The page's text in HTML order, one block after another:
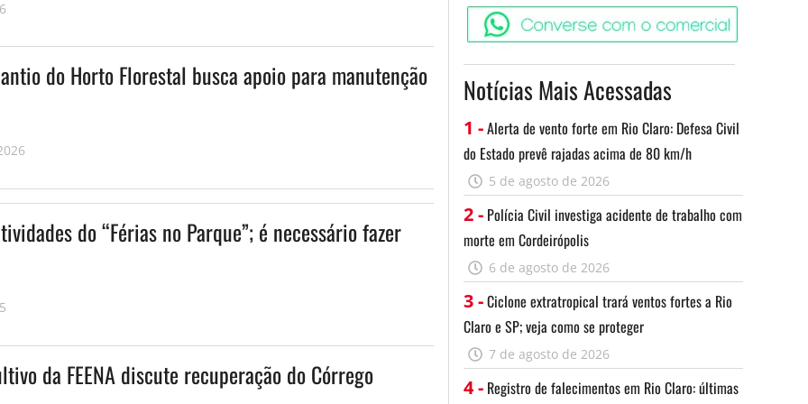
do Horto Florestal busca apoio para manutenção
do “Férias no Parque”; é necessário fazer
da FEENA discute recuperação do Córrego
Notícias Mais Acessadas
1 -Alerta de vento forte em Rio Claro: Defesa Civil
do Estado prevê rajadas acima de 80 km/h
5 de agosto de 2026
2 - Polícia Civil investiga acidente de trabalho com
morte em Cordeirópolis
6 de agosto de 2026
3 -Ciclone extratropical trará ventos fortes a Rio
Claro e SP; veja como se proteger
7 de agosto de 2026
4 - Registro de falecimentos em Rio Claro: últimas